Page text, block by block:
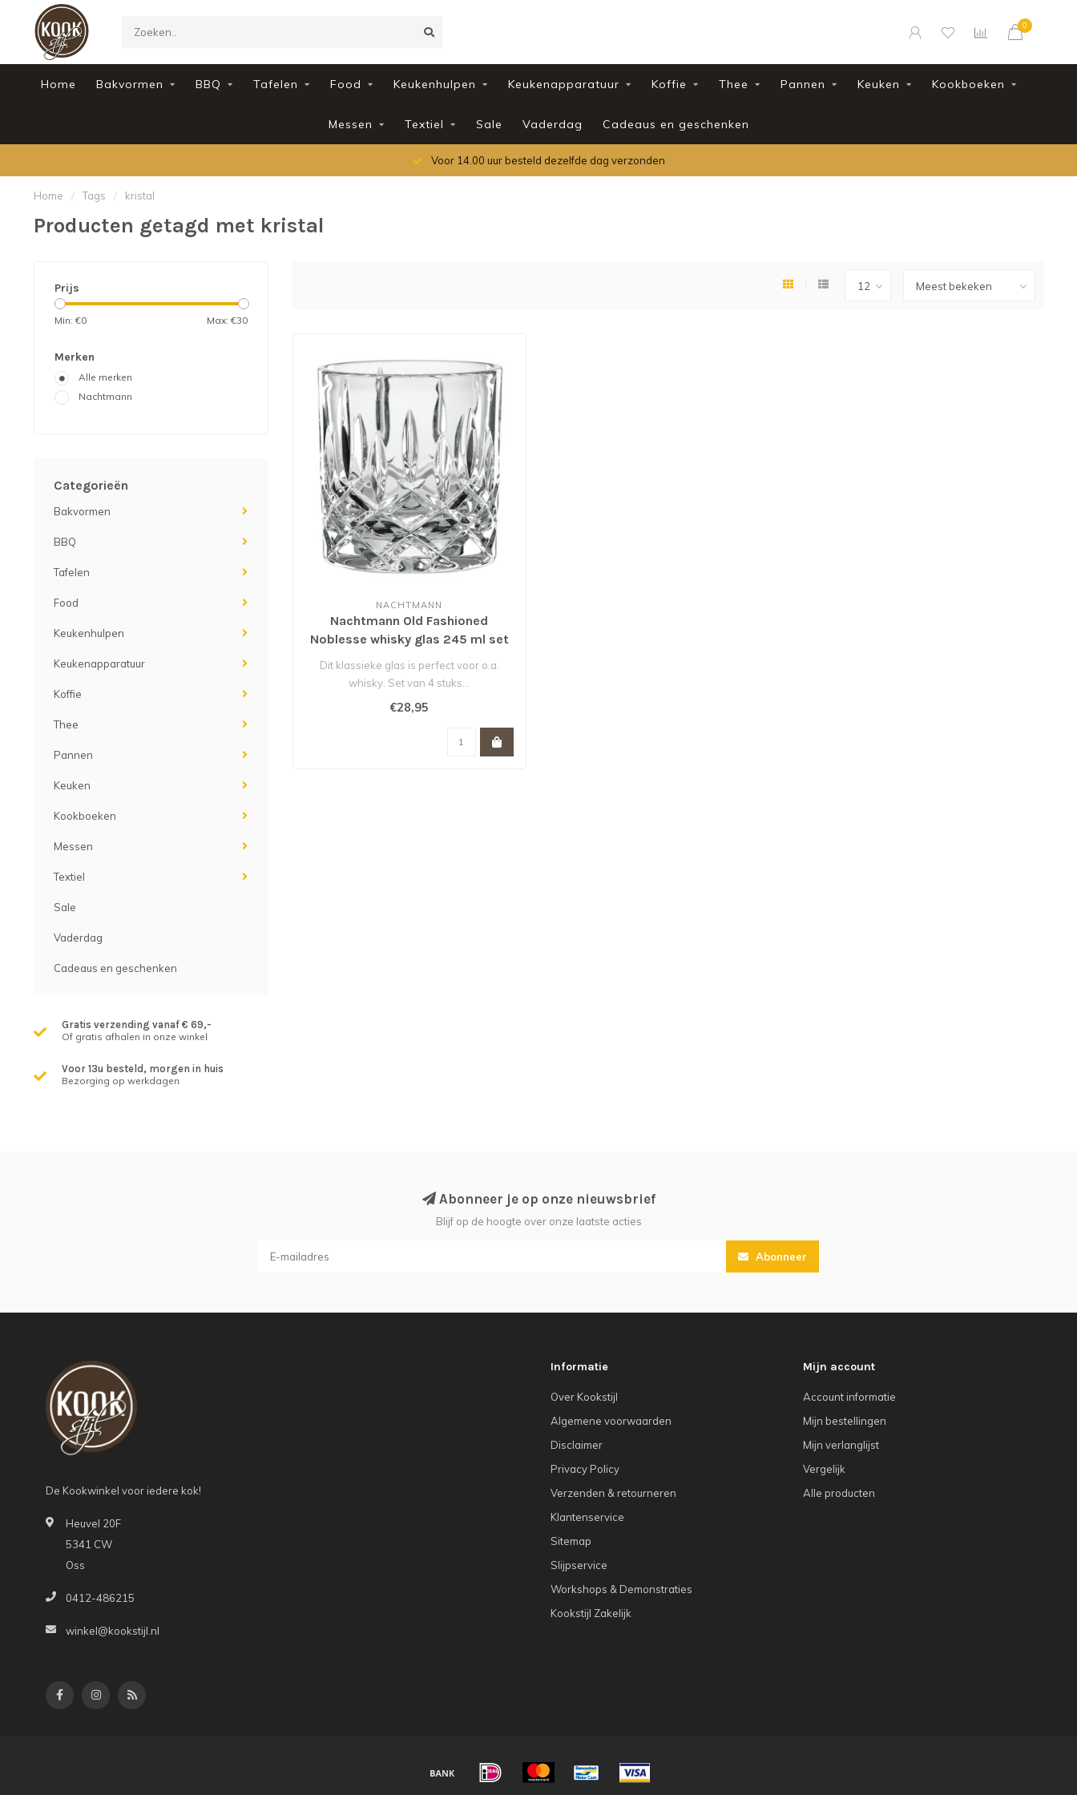
0
Home Bakvormen BBQ Tafelen Food Keukenhulpen Keukenapparatuur Koffie Thee Pannen Keuken Kookboeken
Messen Textiel Sale Vaderdag Cadeaus en geschenken
Voor 14.00 uur besteld dezelfde dag verzonden
Home / Tags / kristal
Producten getagd met kristal
Prijs
Min: €0 Max: €30
Merken
Alle merken
Nachtmann
Categorieën
Bakvormen
BBQ
Tafelen
Food
Keukenhulpen
Keukenapparatuur
Koffie
Thee
Pannen
Keuken
Kookboeken
Messen
Textiel
Sale
Vaderdag
Cadeaus en geschenken
Gratis verzending vanaf € 69,-
Of gratis afhalen in onze winkel
Voor 13u besteld, morgen in huis
Bezorging op werkdagen
NACHTMANN
Nachtmann Old Fashioned
Noblesse whisky glas 245 ml set
Dit klassieke glas is perfect voor o.a.
whisky. Set van 4 stuks...
€28,95
Abonneer je op onze nieuwsbrief
Blijf op de hoogte over onze laatste acties
Abonneer
De Kookwinkel voor iedere kok!
Heuvel 20F
5341 CW
Oss
0412-486215
winkel@kookstijl.nl
Informatie
Over Kookstijl
Algemene voorwaarden
Disclaimer
Privacy Policy
Verzenden & retourneren
Klantenservice
Sitemap
Slijpservice
Workshops & Demonstraties
Kookstijl Zakelijk
Mijn account
Account informatie
Mijn bestellingen
Mijn verlanglijst
Vergelijk
Alle producten